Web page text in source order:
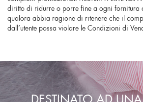
diritto di ridurre o porre fine a ogni fornitura
qualora abbia ragione di ritenere che il
dall’utente possa violare le Condizioni di
DESTINATO AD UNA